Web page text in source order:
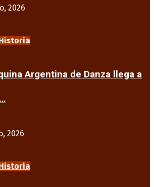
2026
Argentina de Danza llega a
2026